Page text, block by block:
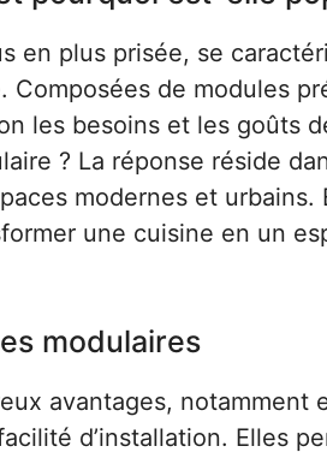
en plus prisée, se
de modules
les besoins et les goûts
? La réponse réside
modernes et urbains.
une cuisine en un
modulaires
avantages, notamment
d’installation. Elles